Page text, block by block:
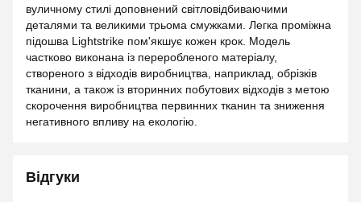
вуличному стилі доповнений світловідбиваючими
деталями та великими трьома смужками. Легка проміжна
підошва Lightstrike пом'якшує кожен крок. Модель
частково виконана із переробленого матеріалу,
створеного з відходів виробництва, наприклад, обрізків
тканини, а також із вторинних побутових відходів з метою
скорочення виробництва первинних тканин та зниження
негативного впливу на екологію.
Відгуки